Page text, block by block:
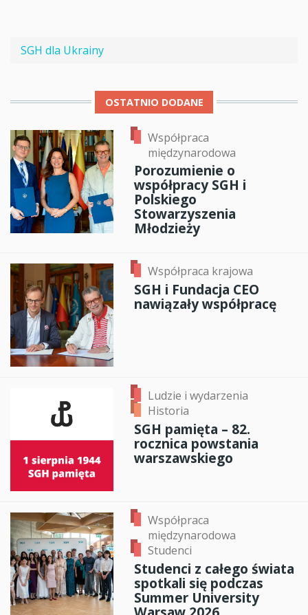
SGH dla Ukrainy
OSTATNIO DODANE
Współpraca
międzynarodowa
Porozumienie o
współpracy SGH i
Polskiego
Stowarzyszenia
Młodzieży
Współpraca krajowa
SGH i Fundacja CEO
nawiązały współpracę
Ludzie i wydarzenia
Historia
SGH pamięta – 82.
rocznica powstania
warszawskiego
Współpraca
międzynarodowa
Studenci
Studenci z całego świata
spotkali się podczas
Summer University